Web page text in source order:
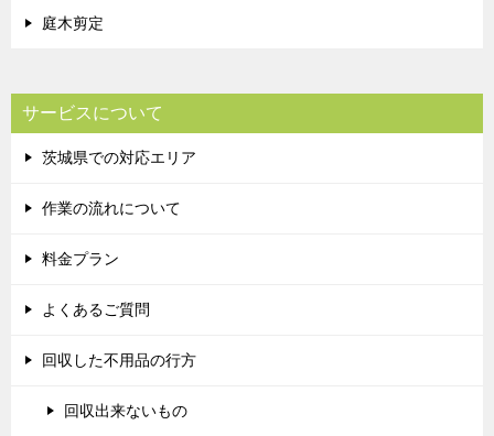
庭木剪定
サービスについて
茨城県での対応エリア
作業の流れについて
料金プラン
よくあるご質問
回収した不用品の行方
回収出来ないもの